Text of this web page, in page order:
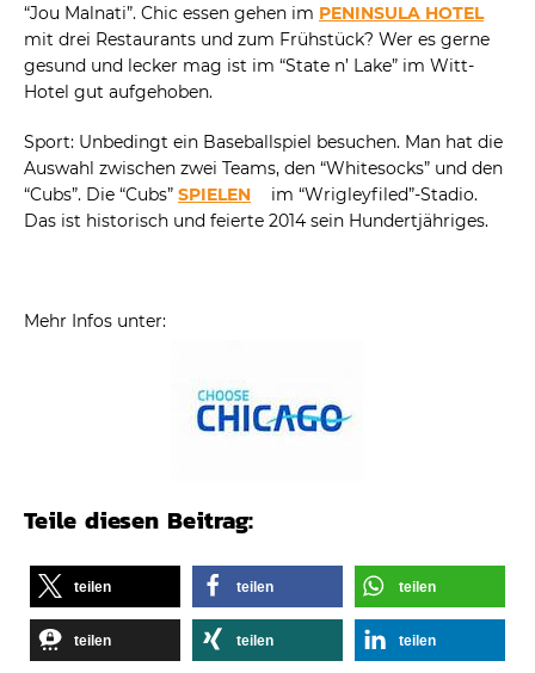
“Jou Malnati”. Chic essen gehen im PENINSULA HOTEL
mit drei Restaurants und zum Frühstück? Wer es gerne
gesund und lecker mag ist im “State n’ Lake” im Witt-
Hotel gut aufgehoben.
Sport: Unbedingt ein Baseballspiel besuchen. Man hat die
Auswahl zwischen zwei Teams, den “Whitesocks” und den
“Cubs”. Die “Cubs” SPIELEN
im “Wrigleyfiled”-Stadio.
Das ist historisch und feierte 2014 sein Hundertjähriges.
Mehr Infos unter:
Teile diesen Beitrag:
teilen teilen teilen
teilen teilen teilen